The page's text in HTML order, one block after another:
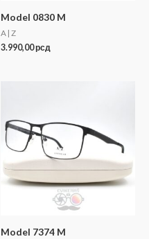
Model 0830 M
A | Z
3.990,00рсд
Model 7374 M